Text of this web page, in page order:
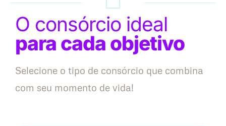
O consórcio ideal
para cada objetivo
Selecione o tipo de consórcio que combina
com seu momento de vida!